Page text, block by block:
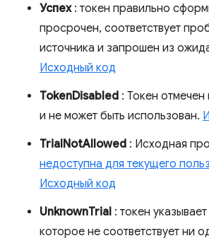
Успех: токен правильно
просрочен, соответствует
источника и запрошен из
Исходный код
TokenDisabled : Токен
и не может быть использован.
TrialNotAllowed : Исходная
недоступна для текущего
Исходный код
UnknownTrial : токен
которое не соответствует ни